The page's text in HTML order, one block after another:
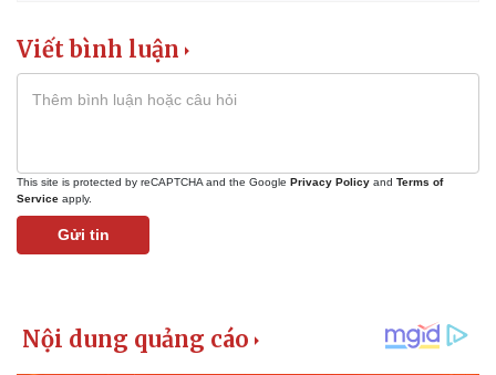
Viết bình luận
This site is protected by reCAPTCHA and the Google Privacy Policy and Terms of
Service apply.
Gửi tin